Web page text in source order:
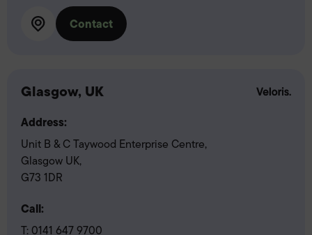
Contact
Glasgow, UK
Address:
Unit B & C Taywood Enterprise Centre,
Glasgow UK,
G73 1DR
Call:
T: 0141 647 9700